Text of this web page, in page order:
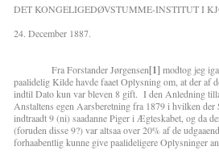
DET KONGELIGEDØVSTUMME-INSTITUT I
24. December 1887.
Fra Forstander Jørgensen[1] modtog jeg
paalidelig Kilde havde faaet Oplysning om, at der af
indtil Dato kun var bleven 8 gift. I den Anledning
Anstaltens egen Aarsberetning fra 1879 i hvilken der
indtraadt 9 (ni) saadanne Piger i Ægteskabet, og da
(foruden disse 9?) var altsaa over 20% af de
forhaabentlig kunne give paalideligere Oplysninger